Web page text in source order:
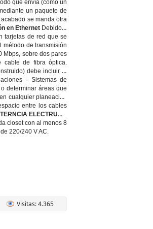
que envía (como un
un paquete de
se manda otra
en Ethernet Debido a
tarjetas de red que se
de transmisión
Mbps, sobre dos pares
cable de fibra óptica.
debe incluir la
· Sistemas de
determinar áreas que
cualquier planeación
entre los cables
ELECTRUCA
closet con al menos 8
220/240 V AC.
Visitas: 4.365